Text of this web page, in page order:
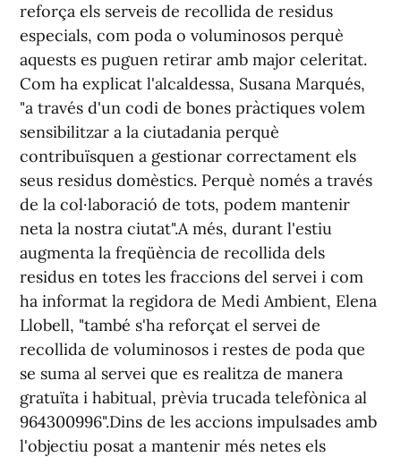
reforça els serveis de recollida de residus
especials, com poda o voluminosos perquè
aquests es puguen retirar amb major celeritat.
Com ha explicat l'alcaldessa, Susana Marqués,
"a través d'un codi de bones pràctiques volem
sensibilitzar a la ciutadania perquè
contribuïsquen a gestionar correctament els
seus residus domèstics. Perquè només a través
de la col·laboració de tots, podem mantenir
neta la nostra ciutat".A més, durant l'estiu
augmenta la freqüència de recollida dels
residus en totes les fraccions del servei i com
ha informat la regidora de Medi Ambient, Elena
Llobell, "també s'ha reforçat el servei de
recollida de voluminosos i restes de poda que
se suma al servei que es realitza de manera
gratuïta i habitual, prèvia trucada telefònica al
964300996".Dins de les accions impulsades amb
l'objectiu posat a mantenir més netes els